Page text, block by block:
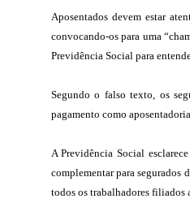
Aposentados devem estar
convocando-os para uma
Previdência Social para
Segundo o falso texto, os
pagamento como
A Previdência Social
complementar para
todos os trabalhadores filiados